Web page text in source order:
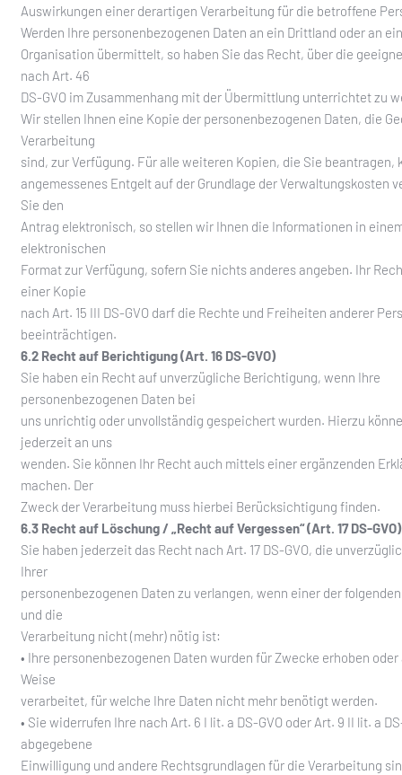
Auswirkungen einer derartigen Verarbeitung für die betroffene
Werden Ihre personenbezogenen Daten an ein Drittland oder an
Organisation übermittelt, so haben Sie das Recht, über die
nach Art. 46
DS-GVO im Zusammenhang mit der Übermittlung unterrichtet zu
Wir stellen Ihnen eine Kopie der personenbezogenen Daten, die
Verarbeitung
sind, zur Verfügung. Für alle weiteren Kopien, die Sie beantragen,
angemessenes Entgelt auf der Grundlage der Verwaltungskosten
Sie den
Antrag elektronisch, so stellen wir Ihnen die Informationen in
elektronischen
Format zur Verfügung, sofern Sie nichts anderes angeben. Ihr
einer Kopie
nach Art. 15 III DS-GVO darf die Rechte und Freiheiten anderer
beeinträchtigen.
6.2 Recht auf Berichtigung (Art. 16 DS-GVO)
Sie haben ein Recht auf unverzügliche Berichtigung, wenn Ihre
personenbezogenen Daten bei
uns unrichtig oder unvollständig gespeichert wurden. Hierzu
jederzeit an uns
wenden. Sie können Ihr Recht auch mittels einer ergänzenden
machen. Der
Zweck der Verarbeitung muss hierbei Berücksichtigung finden.
6.3 Recht auf Löschung / „Recht auf Vergessen“ (Art. 17 DS-GVO)
Sie haben jederzeit das Recht nach Art. 17 DS-GVO, die
Ihrer
personenbezogenen Daten zu verlangen, wenn einer der
und die
Verarbeitung nicht (mehr) nötig ist:
• Ihre personenbezogenen Daten wurden für Zwecke erhoben
Weise
verarbeitet, für welche Ihre Daten nicht mehr benötigt werden.
• Sie widerrufen Ihre nach Art. 6 I lit. a DS-GVO oder Art. 9 II lit. a
abgegebene
Einwilligung und andere Rechtsgrundlagen für die Verarbeitung